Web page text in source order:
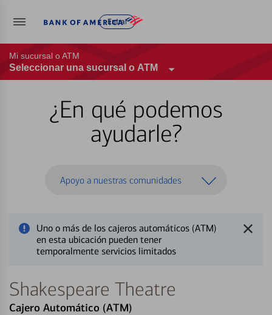
Entrar
Mi sucursal o ATM
Seleccionar una sucursal o ATM
¿En qué podemos
ayudarle?
Apoyo a nuestras comunidades
Uno o más de los cajeros automáticos (ATM)
en esta ubicación pueden tener
temporalmente servicios limitados
Shakespeare Theatre
Cajero Automático (ATM)